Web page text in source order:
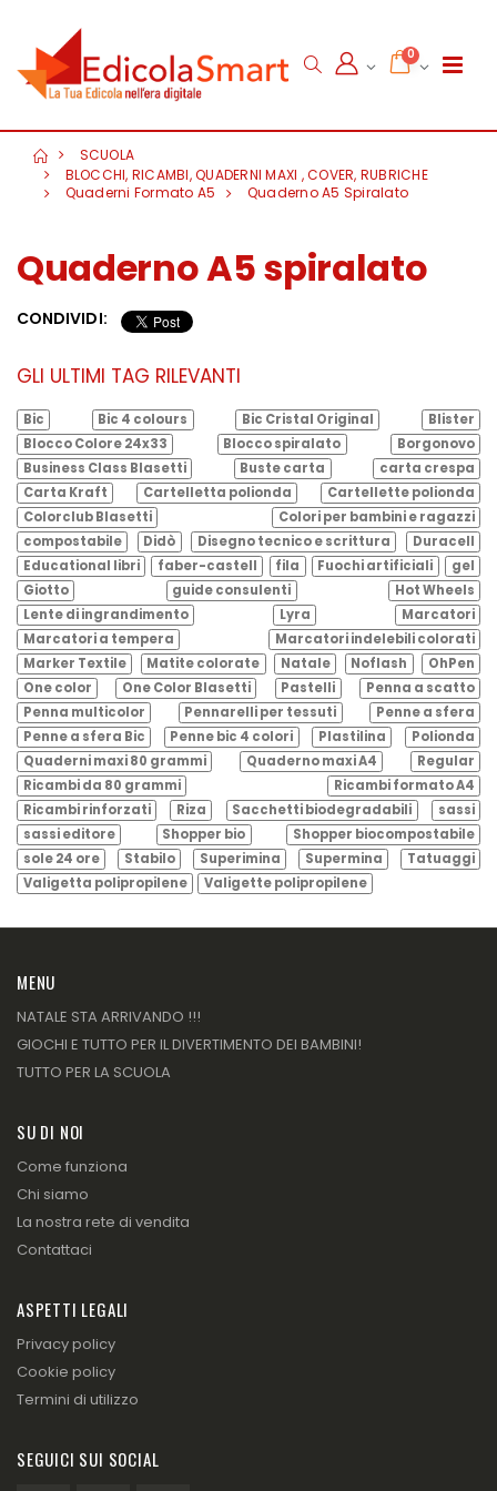
0
SCUOLA
BLOCCHI, RICAMBI, QUADERNI MAXI , COVER, RUBRICHE
Quaderni Formato A5
Quaderno A5 Spiralato
Quaderno A5 spiralato
CONDIVIDI:
GLI ULTIMI TAG RILEVANTI
Bic Bic 4 colours Bic Cristal Original
Blister
Blocco Colore 24x33
Blocco spiralato
Borgonovo
Business Class Blasetti
Buste carta
carta crespa
Carta Kraft
Cartelletta polionda
Cartellette polionda
Colorclub Blasetti
Colori per bambini e ragazzi
compostabile
Didò Disegno tecnico e scrittura
Duracell
Educational libri
faber-castell fila Fuochi artificiali
gel
Giotto
guide consulenti
Hot Wheels
Lente di ingrandimento
Lyra
Marcatori
Marcatori a tempera
Marcatori indelebili colorati
Marker Textile
Matite colorate Natale Noflash
OhPen
One color
One Color Blasetti Pastelli
Penna a scatto
Penna multicolor
Pennarelli per tessuti
Penne a sfera
Penne a sfera Bic
Penne bic 4 colori Plastilina
Polionda
Quaderni maxi 80 grammi
Quaderno maxi A4
Regular
Ricambi da 80 grammi
Ricambi formato A4
Ricambi rinforzati
Riza Sacchetti biodegradabili
sassi
sassi editore
Shopper bio
Shopper biocompostabile
sole 24 ore
Stabilo Superimina Supermina
Tatuaggi
Valigetta polipropilene
Valigette polipropilene
MENU
NATALE STA ARRIVANDO !!!
GIOCHI E TUTTO PER IL DIVERTIMENTO DEI BAMBINI!
TUTTO PER LA SCUOLA
SU DI NOI
Come funziona
Chi siamo
La nostra rete di vendita
Contattaci
ASPETTI LEGALI
Privacy policy
Cookie policy
Termini di utilizzo
SEGUICI SUI SOCIAL